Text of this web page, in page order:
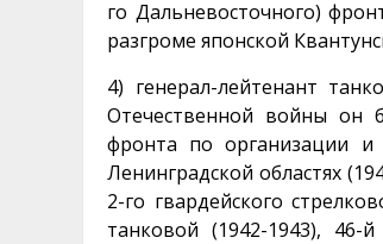
го Дальневосточного)
разгроме японской
4) генерал-лейтенант
Отечественной войны он
фронта по организации и
Ленинградской областях
2-го гвардейского
танковой (1942-1943),